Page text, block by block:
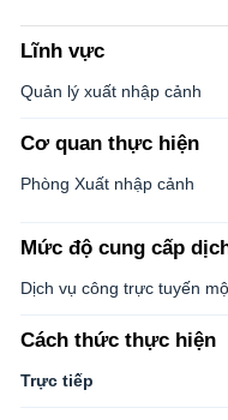
Lĩnh vực
Quản lý xuất nhập cảnh
Cơ quan thực hiện
Phòng Xuất nhập cảnh
Mức độ cung cấp
Dịch vụ công trực tuyến
Cách thức thực hiện
Trực tiếp